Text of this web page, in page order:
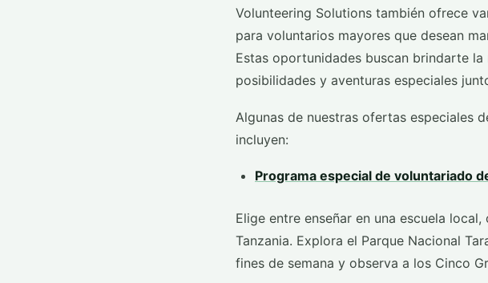
Volunteering Solutions también ofrece
para voluntarios mayores que desean
Estas oportunidades buscan brindarte
posibilidades y aventuras especiales
Algunas de nuestras ofertas especiales
incluyen:
Programa especial de voluntariado
Elige entre enseñar en una escuela
Tanzania. Explora el Parque Nacional
fines de semana y observa a los Cinco